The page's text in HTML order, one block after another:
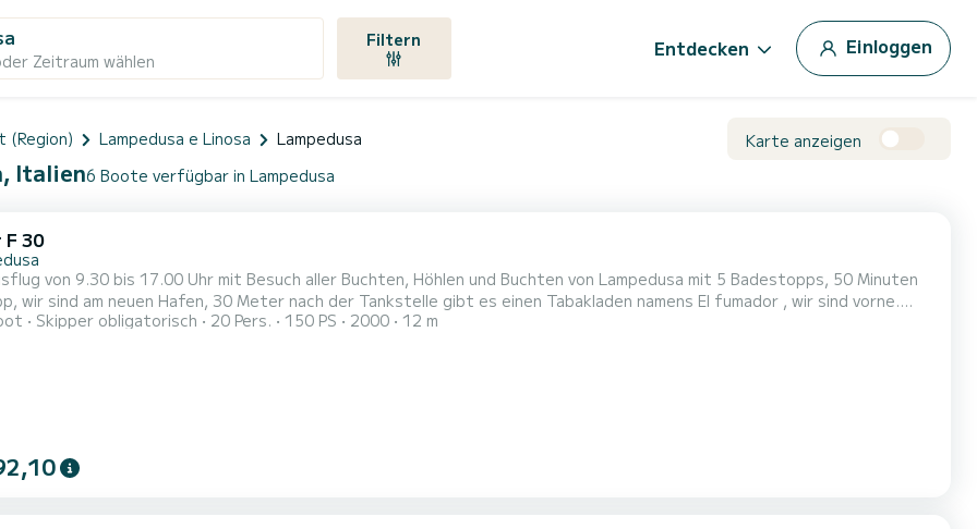
Zeitraum wählen
Filtern Entdecken Einloggen
(Region) Lampedusa e Linosa Lampedusa Karte anzeigen
Italien6 Boote verfügbar in Lampedusa
30
von 9.30 bis 17.00 Uhr mit Besuch aller Buchten, Höhlen und Buchten von Lampedusa mit 5 Badestopps, 50 Minuten
wir sind am neuen Hafen, 30 Meter nach der Tankstelle gibt es einen Tabakladen namens El fumador , wir sind vorne.
von 17.45 bis 21.15 Uhr mit Delfinbeobachtung, dann Aperitif bei Sonnenuntergang Wir halten in einer Bucht an,
Skipper obligatorisch 20 Pers. 150 PS 2000 12 m